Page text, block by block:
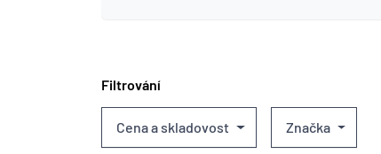
Filtrování
Cena a skladovost Značka